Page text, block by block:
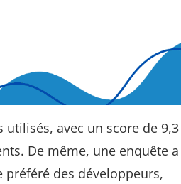
avec un score de 9,3
De même, une enquête a
des développeurs,